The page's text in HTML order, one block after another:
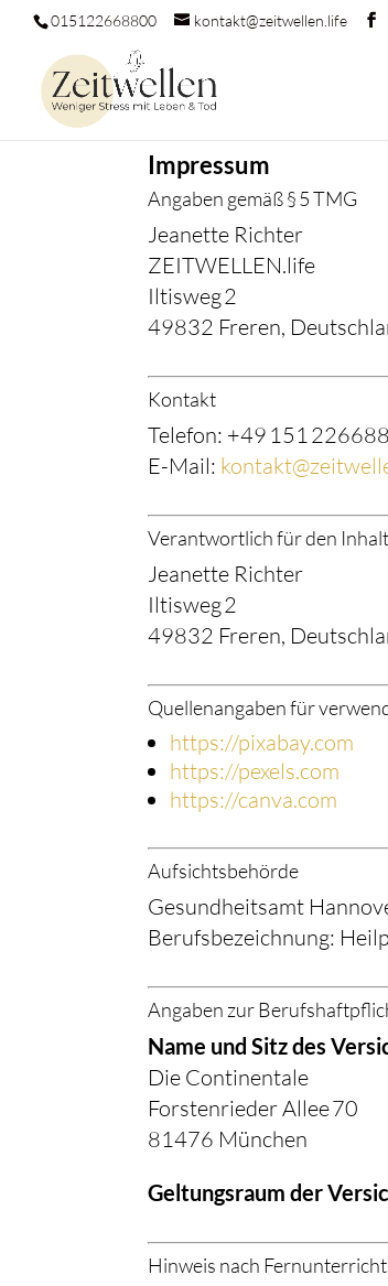
015122668800 kontakt@zeitwellen.life
Impressum
Angaben gemäß § 5 TMG
Jeanette Richter
ZEITWELLEN.life
Iltisweg 2
49832 Freren,
Kontakt
Telefon: +49 151
E-Mail:
Verantwortlich für den Inhalt
Jeanette Richter
Iltisweg 2
49832 Freren,
Quellenangaben für
https://pixabay.com
https://pexels.com
https://canva.com
Aufsichtsbehörde
Gesundheitsamt
Berufsbezeichnung:
Angaben zur
Name und Sitz des
Die Continentale
Forstenrieder Allee 70
81476 München
Geltungsraum der
Hinweis nach